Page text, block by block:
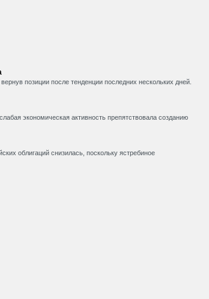
позиции после тенденции последних нескольких дней.
экономическая активность препятствовала созданию
облигаций снизилась, поскольку ястребиное